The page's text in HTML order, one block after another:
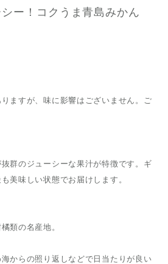
ー！コクうま青島みかん
ますが、味に影響はございません。ご
群のジューシーな果汁が特徴です。ギ
美味しい状態でお届けします。
類の名産地。
からの照り返しなどで日当たりが良い